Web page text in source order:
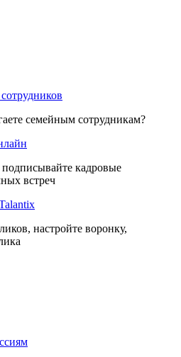
семейным сотрудникам?
кадровые
встреч
настройте воронку,